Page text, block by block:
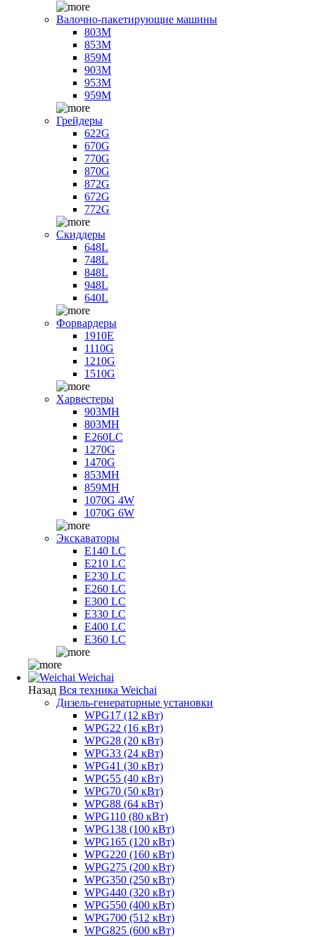
Валочно-пакетирующие машины
803M
853M
859M
903M
953M
959M
Грейдеры
622G
670G
770G
870G
872G
672G
772G
Скиддеры
648L
748L
848L
948L
640L
Форвардеры
1910E
1110G
1210G
1510G
Харвестеры
903MH
803MH
E260LC
1270G
1470G
853MH
859MH
1070G 4W
1070G 6W
Экскаваторы
E140 LC
E210 LC
E230 LC
E260 LC
E300 LC
E330 LC
E400 LC
E360 LC
Weichai
Назад Вся техника Weichai
Дизель-генераторные установки
WPG17 (12 кВт)
WPG22 (16 кВт)
WPG28 (20 кВт)
WPG33 (24 кВт)
WPG41 (30 кВт)
WPG55 (40 кВт)
WPG70 (50 кВт)
WPG88 (64 кВт)
WPG110 (80 кВт)
WPG138 (100 кВт)
WPG165 (120 кВт)
WPG220 (160 кВт)
WPG275 (200 кВт)
WPG350 (250 кВт)
WPG440 (320 кВт)
WPG550 (400 кВт)
WPG700 (512 кВт)
WPG825 (600 кВт)